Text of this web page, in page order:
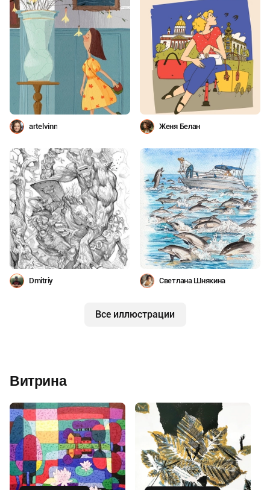
artelvinn Женя Белан
Dmitriy Светлана Шнякина
Все иллюстрации
Витрина
Купить Купить